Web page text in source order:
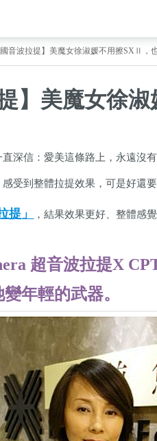
國音波拉提】美魔女徐淑媛不用擦SXⅡ，
提】美魔女徐
直深信：愛美這條路上，永遠沒
感受到整體拉提效果，可是好還
提」 ，結果效果更好、整體感
超音波拉提X
年輕的武器。